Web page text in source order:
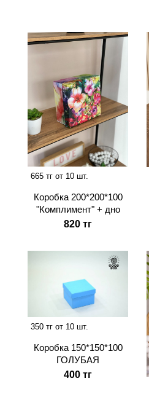
665 тг от 10 шт.
Коробка 200*200*100
"Комплимент" + дно
820 тг
350 тг от 10 шт.
Коробка 150*150*100
ГОЛУБАЯ
400 тг